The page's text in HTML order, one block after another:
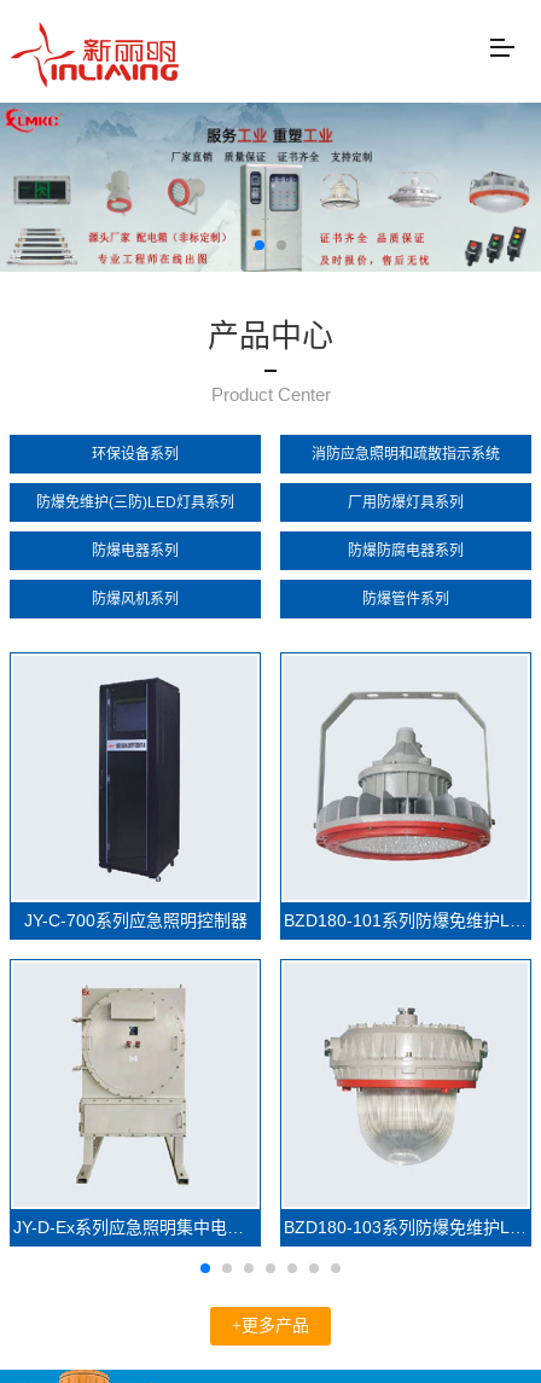
产品中心
Product Center
环保设备系列 消防应急照明和疏散指示系统
防爆免维护(三防)LED灯具系列 厂用防爆灯具系列
防爆电器系列 防爆防腐电器系列
防爆风机系列 防爆管件系列
JY-C-700系列应急照明控制器
+更多产品